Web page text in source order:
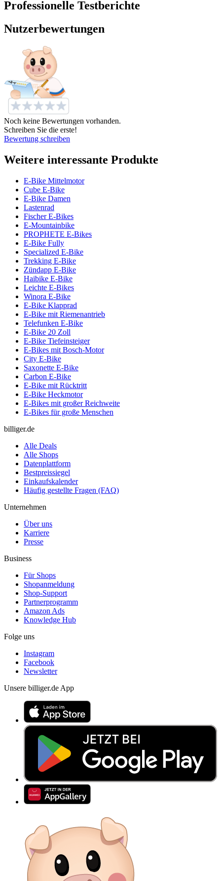
Professionelle Testberichte
Nutzerbewertungen
Noch keine Bewertungen vorhanden.
Schreiben Sie die erste!
Bewertung schreiben
Weitere interessante Produkte
E-Bike Mittelmotor
Cube E-Bike
E-Bike Damen
Lastenrad
Fischer E-Bikes
E-Mountainbike
PROPHETE E-Bikes
E-Bike Fully
Specialized E-Bike
Trekking E-Bike
Zündapp E-Bike
Haibike E-Bike
Leichte E-Bikes
Winora E-Bike
E-Bike Klapprad
E-Bike mit Riemenantrieb
Telefunken E-Bike
E-Bike 20 Zoll
E-Bike Tiefeinsteiger
E-Bikes mit Bosch-Motor
City E-Bike
Saxonette E-Bike
Carbon E-Bike
E-Bike mit Rücktritt
E-Bike Heckmotor
E-Bikes mit großer Reichweite
E-Bikes für große Menschen
billiger.de
Alle Deals
Alle Shops
Datenplattform
Bestpreissiegel
Einkaufskalender
Häufig gestellte Fragen (FAQ)
Unternehmen
Über uns
Karriere
Presse
Business
Für Shops
Shopanmeldung
Shop-Support
Partnerprogramm
Amazon Ads
Knowledge Hub
Folge uns
Instagram
Facebook
Newsletter
Unsere billiger.de App